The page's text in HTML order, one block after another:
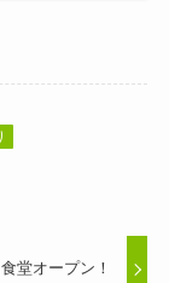
堂オープン！